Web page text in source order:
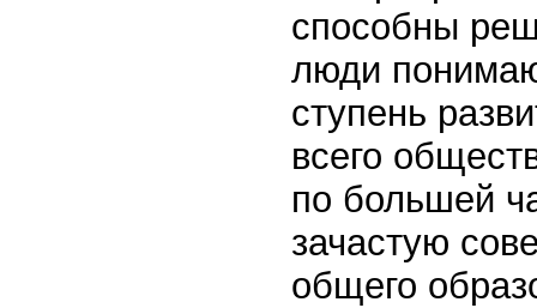
способны
люди
ступень
всего
по большей
зачастую
общего